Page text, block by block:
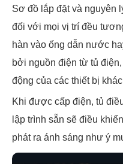
Sơ đồ lắp đặt và nguyên
đối với mọi vị trí đều
hàn vào ống dẫn nước
bởi nguồn điện từ tủ
động của các thiết bị
Khi được cấp điện, tủ
lập trình sẵn sẽ điều
phát ra ánh sáng như ý